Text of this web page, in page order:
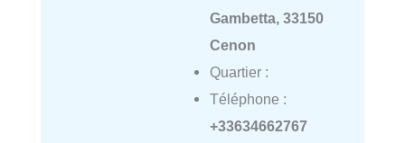
Gambetta, 33150
Cenon
Quartier :
Téléphone :
+33634662767